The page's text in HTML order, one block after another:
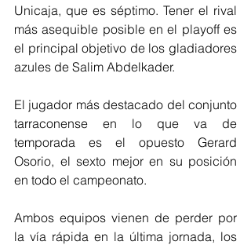
Unicaja, que es séptimo. Tener el rival
más asequible posible en el playoff es
el principal objetivo de los gladiadores
azules de Salim Abdelkader.
El jugador más destacado del conjunto
tarraconense en lo que va de
temporada es el opuesto Gerard
Osorio, el sexto mejor en su posición
en todo el campeonato.
Ambos equipos vienen de perder por
la vía rápida en la última jornada, los